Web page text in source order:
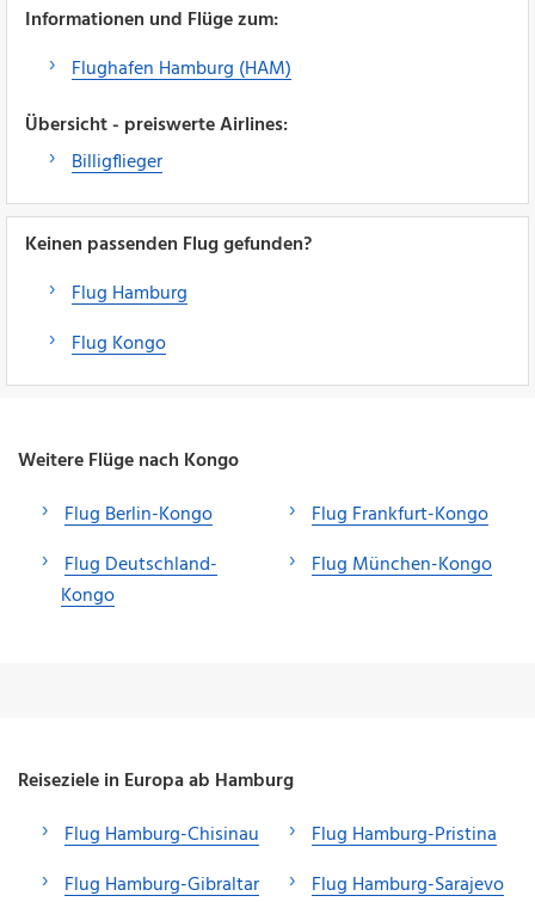
Informationen und Flüge zum:
Flughafen Hamburg (HAM)
Übersicht - preiswerte Airlines:
Billigflieger
Keinen passenden Flug gefunden?
Flug Hamburg
Flug Kongo
Weitere Flüge nach Kongo
Flug Berlin-Kongo
Flug Deutschland-
Kongo
Flug Frankfurt-Kongo
Flug München-Kongo
Reiseziele in Europa ab Hamburg
Flug Hamburg-Chisinau
Flug Hamburg-Gibraltar
Flug Hamburg-Pristina
Flug Hamburg-Sarajevo